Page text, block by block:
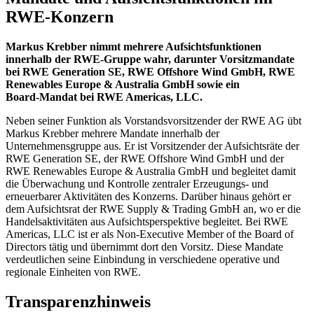
RWE‑Konzern
Markus Krebber nimmt mehrere Aufsichtsfunktionen
innerhalb der RWE‑Gruppe wahr, darunter Vorsitzmandate
bei RWE Generation SE, RWE Offshore Wind GmbH, RWE
Renewables Europe & Australia GmbH sowie ein
Board‑Mandat bei RWE Americas, LLC.
Neben seiner Funktion als Vorstandsvorsitzender der RWE AG übt
Markus Krebber mehrere Mandate innerhalb der
Unternehmensgruppe aus. Er ist Vorsitzender der Aufsichtsräte der
RWE Generation SE, der RWE Offshore Wind GmbH und der
RWE Renewables Europe & Australia GmbH und begleitet damit
die Überwachung und Kontrolle zentraler Erzeugungs‑ und
erneuerbarer Aktivitäten des Konzerns. Darüber hinaus gehört er
dem Aufsichtsrat der RWE Supply & Trading GmbH an, wo er die
Handelsaktivitäten aus Aufsichtsperspektive begleitet. Bei RWE
Americas, LLC ist er als Non‑Executive Member of the Board of
Directors tätig und übernimmt dort den Vorsitz. Diese Mandate
verdeutlichen seine Einbindung in verschiedene operative und
regionale Einheiten von RWE.
Transparenzhinweis